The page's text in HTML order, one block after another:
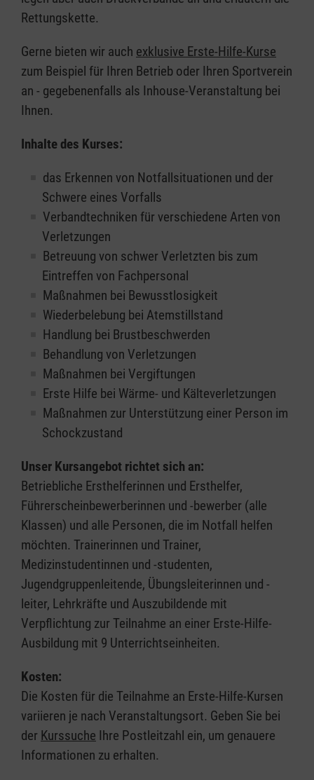
Rettungskette.
Gerne bieten wir auch exklusive Erste-Hilfe-Kurse
zum Beispiel für Ihren Betrieb oder Ihren Sportverein
an - gegebenenfalls als Inhouse-Veranstaltung bei
Ihnen.
Inhalte des Kurses:
das Erkennen von Notfallsituationen und der
Schwere eines Vorfalls
Verbandtechniken für verschiedene Arten von
Verletzungen
Betreuung von schwer Verletzten bis zum
Eintreffen von Fachpersonal
Maßnahmen bei Bewusstlosigkeit
Wiederbelebung bei Atemstillstand
Handlung bei Brustbeschwerden
Behandlung von Verletzungen
Maßnahmen bei Vergiftungen
Erste Hilfe bei Wärme- und Kälteverletzungen
Maßnahmen zur Unterstützung einer Person im
Schockzustand
Unser Kursangebot richtet sich an:
Betriebliche Ersthelferinnen und Ersthelfer,
Führerscheinbewerberinnen und -bewerber (alle
Klassen) und alle Personen, die im Notfall helfen
möchten. Trainerinnen und Trainer,
Medizinstudentinnen und -studenten,
Jugendgruppenleitende, Übungsleiterinnen und -
leiter, Lehrkräfte und Auszubildende mit
Verpflichtung zur Teilnahme an einer Erste-Hilfe-
Ausbildung mit 9 Unterrichtseinheiten.
Kosten:
Die Kosten für die Teilnahme an Erste-Hilfe-Kursen
variieren je nach Veranstaltungsort. Geben Sie bei
der Kurssuche Ihre Postleitzahl ein, um genauere
Informationen zu erhalten.